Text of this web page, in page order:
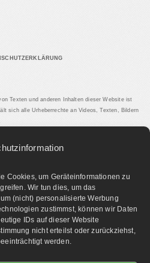
Cookies, um Geräteinformationen zu
Wir tun dies, um das
(nicht) personalisierte Werbung
zustimmst, können wir Daten
IDs auf dieser Website
nicht erteilst oder zurückziehst,
werden.
Texten und anderen Inhalten dieser Website ist
sich alle Urheberrechte an Videos, Texten, Bildern